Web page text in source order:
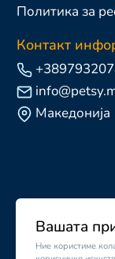
Вашата
Ние користиме
Политика за
Контакт
Македонија